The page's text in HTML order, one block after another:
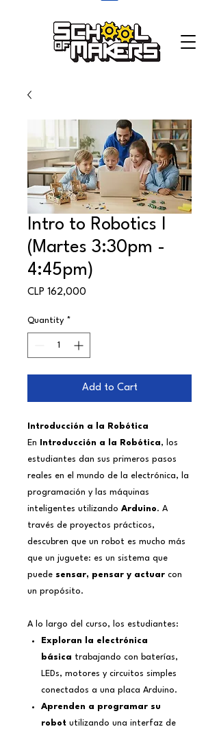
Intro to Robotics I
(Martes 3:30pm -
4:45pm)
CLP 162,000
Quantity *
Add to Cart
Introducción a la Robótica
En
Introducción a la Robótica, los
estudiantes dan sus primeros pasos
reales en el mundo de la electrónica, la
programación y las máquinas
inteligentes utilizando Arduino. A
través de proyectos prácticos,
descubren que un robot es mucho más
que un juguete: es un sistema que
puede sensar, pensar y actuar con
un propósito.
A lo largo del curso, los estudiantes:
Exploran la electrónica
básica trabajando con baterías,
LEDs, motores y circuitos simples
conectados a una placa Arduino.
Aprenden a programar su
robot utilizando una interfaz de